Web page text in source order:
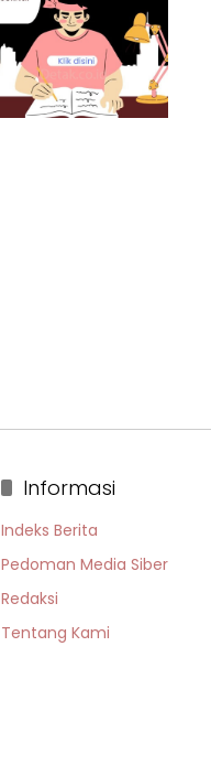
Informasi
Indeks Berita
Pedoman Media Siber
Redaksi
Tentang Kami